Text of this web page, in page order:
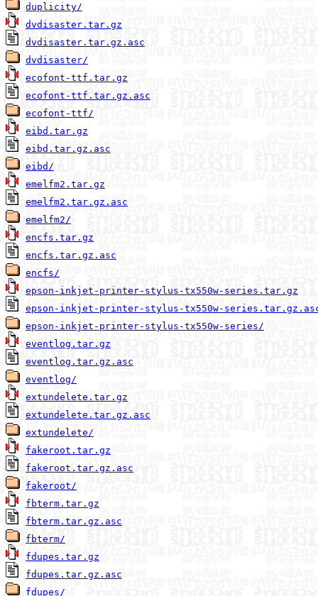
duplicity/
dvdisaster.tar.gz
dvdisaster.tar.gz.asc
dvdisaster/
ecofont-ttf.tar.gz
ecofont-ttf.tar.gz.asc
ecofont-ttf/
eibd.tar.gz
eibd.tar.gz.asc
eibd/
emelfm2.tar.gz
emelfm2.tar.gz.asc
emelfm2/
encfs.tar.gz
encfs.tar.gz.asc
encfs/
epson-inkjet-printer-stylus-tx550w-series.tar.gz
epson-inkjet-printer-stylus-tx550w-
epson-inkjet-printer-stylus-tx550w-series/
eventlog.tar.gz
eventlog.tar.gz.asc
eventlog/
extundelete.tar.gz
extundelete.tar.gz.asc
extundelete/
fakeroot.tar.gz
fakeroot.tar.gz.asc
fakeroot/
fbterm.tar.gz
fbterm.tar.gz.asc
fbterm/
fdupes.tar.gz
fdupes.tar.gz.asc
fdupes/